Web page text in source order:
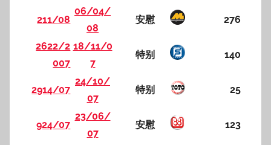
211/08
06/04/
08
安慰 276
2622/2
007
18/11/0
7
特别 140
2914/07
24/10/
07
特别 25
924/07
23/06/
07
安慰 123